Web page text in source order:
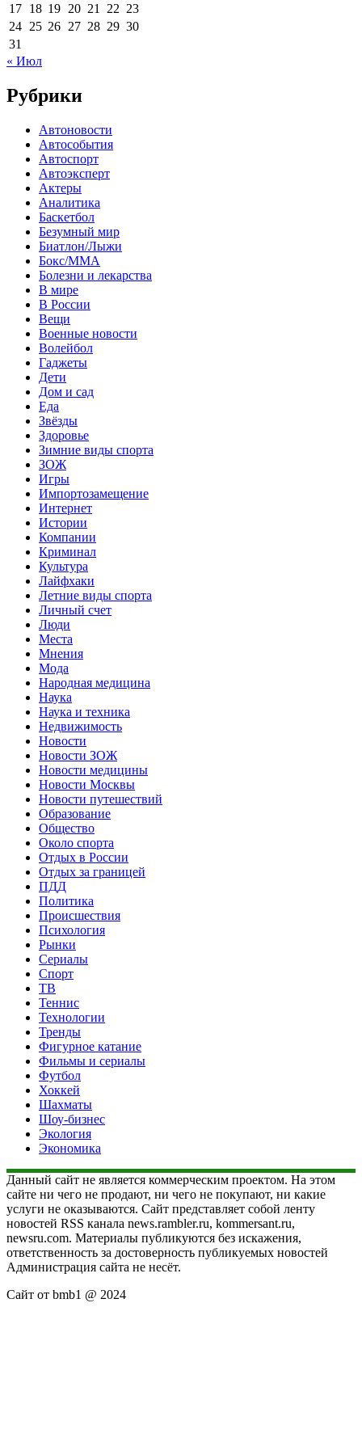
17 18 19 20 21 22 23
24 25 26 27 28 29 30
31
« Июл
Рубрики
Автоновости
Автособытия
Автоспорт
Автоэксперт
Актеры
Аналитика
Баскетбол
Безумный мир
Биатлон/Лыжи
Бокс/MMA
Болезни и лекарства
В мире
В России
Вещи
Военные новости
Волейбол
Гаджеты
Дети
Дом и сад
Еда
Звёзды
Здоровье
Зимние виды спорта
ЗОЖ
Игры
Импортозамещение
Интернет
Истории
Компании
Криминал
Культура
Лайфхаки
Летние виды спорта
Личный счет
Люди
Места
Мнения
Мода
Народная медицина
Наука
Наука и техника
Недвижимость
Новости
Новости ЗОЖ
Новости медицины
Новости Москвы
Новости путешествий
Образование
Общество
Около спорта
Отдых в России
Отдых за границей
ПДД
Политика
Происшествия
Психология
Рынки
Сериалы
Спорт
ТВ
Теннис
Технологии
Тренды
Фигурное катание
Фильмы и сериалы
Футбол
Хоккей
Шахматы
Шоу-бизнес
Экология
Экономика
Данный сайт не является коммерческим проектом. На этом
сайте ни чего не продают, ни чего не покупают, ни какие
услуги не оказываются. Сайт представляет собой ленту
новостей RSS канала news.rambler.ru, kommersant.ru,
newsru.com. Материалы публикуются без искажения,
ответственность за достоверность публикуемых новостей
Администрация сайта не несёт.
Сайт от bmb1 @ 2024